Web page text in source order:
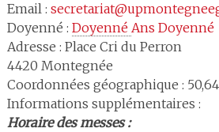
Email :
Doyenné : Doyenné Ans Doyenné
Adresse : Place Cri du Perron
4420 Montegnée
Coordonnées géographique :
Informations supplémentaires :
Horaire des messes :